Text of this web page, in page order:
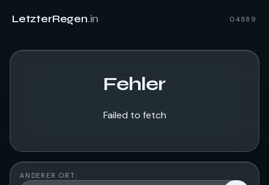
LetzterRegen.in 04889
Fehler
Failed to fetch
ANDERER ORT: